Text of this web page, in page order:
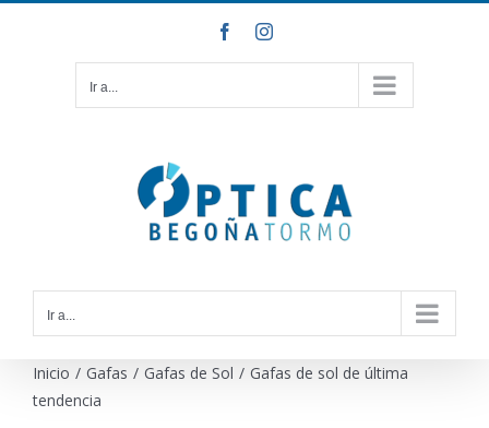
FacebookInstagram
Ir a...
Ir a...
Inicio / Gafas / Gafas de Sol / Gafas de sol de última
tendencia